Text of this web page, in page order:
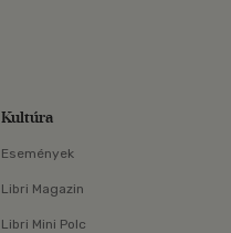
Kultúra
Események
Libri Magazin
Libri Mini Polc